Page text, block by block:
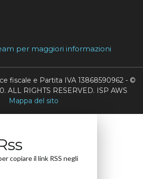
per maggiori informazioni
fiscale e Partita IVA 13868590962 - ©
ALL RIGHTS RESERVED. ISP AWS
Mappa del sito
copiare il link RSS negli